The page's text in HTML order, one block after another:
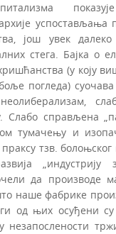
успостављања
још увек
стега. Бајка о
(у коју
погледа)
Слабо справљена
тумачењу и
тзв.
да производе
наше фабрике
од њих осуђени
незапослености